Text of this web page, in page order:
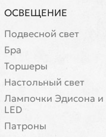
ОСВЕЩЕНИЕ
Подвесной свет
Бра
Торшеры
Настольный свет
Лампочки Эдисона и
LED
Патроны